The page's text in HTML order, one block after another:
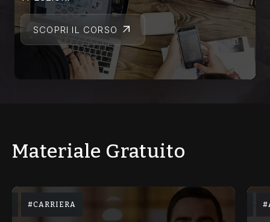
SCOPRI IL CORSO
Materiale Gratuito
CARRIERA